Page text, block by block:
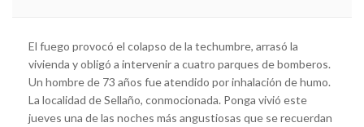
El fuego provocó el colapso de la techumbre, arrasó la
vivienda y obligó a intervenir a cuatro parques de bomberos.
Un hombre de 73 años fue atendido por inhalación de humo.
La localidad de Sellaño, conmocionada. Ponga vivió este
jueves una de las noches más angustiosas que se recuerdan